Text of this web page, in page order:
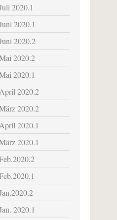
2020.1
2020.1
2020.2
2020.2
2020.1
2020.2
2020.2
2020.1
2020.1
2020.1